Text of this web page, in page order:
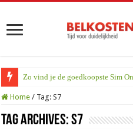
Zo vind je de goedkoopste Sim
Home / Tag:S7
Tag Archives:S7